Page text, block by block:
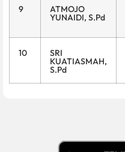
9 ATMOJO
YUNAIDI, S.Pd
10 SRI
KUATIASMAH,
S.Pd